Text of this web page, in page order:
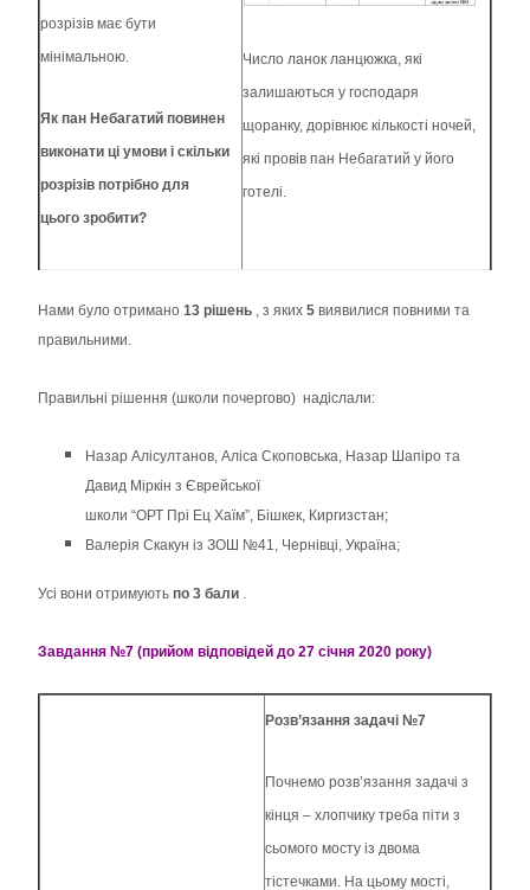
розрізів має бути
мінімальною.
Як пан Небагатий повинен
виконати ці умови і скільки
розрізів потрібно для
цього зробити?
Число ланок ланцюжка, які
залишаються у господаря
щоранку, дорівнює кількості ночей,
які провів пан Небагатий у його
готелі.
Нами було отримано 13 рішень , з яких 5 виявилися повними та
правильними.
Правильні рішення (школи почергово) надіслали:
Назар Алісултанов, Аліса Скоповська, Назар Шапіро та
Давид Міркін з Єврейської
школи “ОРТ Прі Ец Хаїм”, Бішкек, Киргизстан;
Валерія Скакун із ЗОШ №41, Чернівці, Україна;
Усі вони отримують по 3 бали .
Завдання №7 (прийом відповідей до 27 січня 2020 року)
Розв’язання задачі №7
Почнемо розв’язання задачі з
кінця – хлопчику треба піти з
сьомого мосту із двома
тістечками. На цьому мості,